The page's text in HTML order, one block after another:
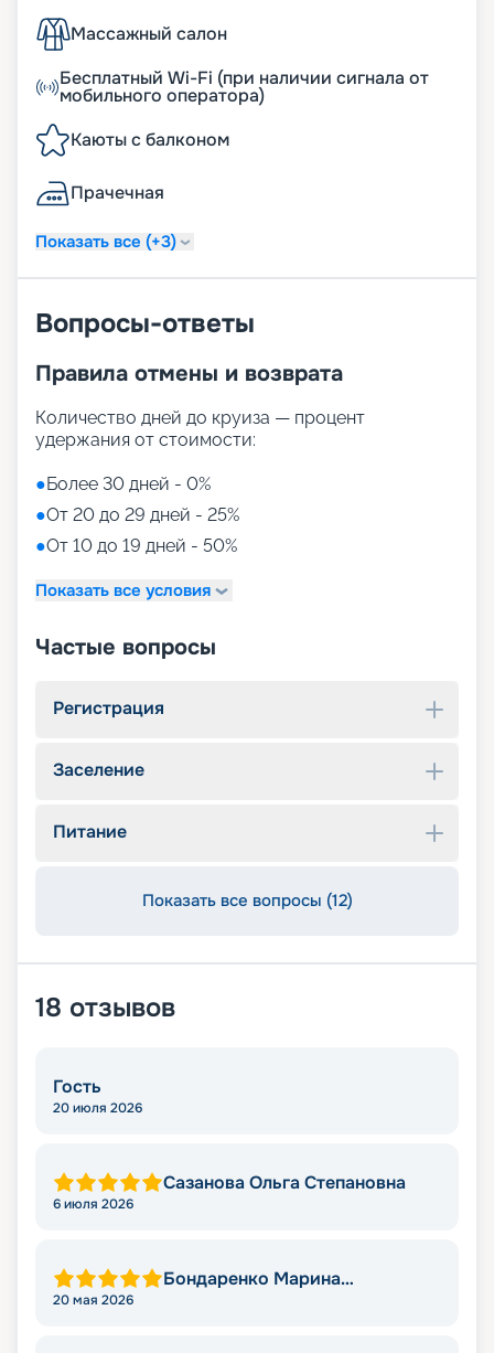
Массажный салон
Бесплатный Wi-Fi (при наличии сигнала от
мобильного оператора)
Каюты с балконом
Прачечная
Показать все (+3)
Вопросы-ответы
Правила отмены и возврата
Количество дней до круиза — процент
удержания от стоимости:
●Более 30 дней - 0%
●От 20 до 29 дней - 25%
●От 10 до 19 дней - 50%
Показать все условия
Частые вопросы
Регистрация
Заселение
Питание
Показать все вопросы (12)
18 отзывов
Гость
20 июля 2026
Сазанова Ольга Степановна
6 июля 2026
Бондаренко Марина
20 мая 2026